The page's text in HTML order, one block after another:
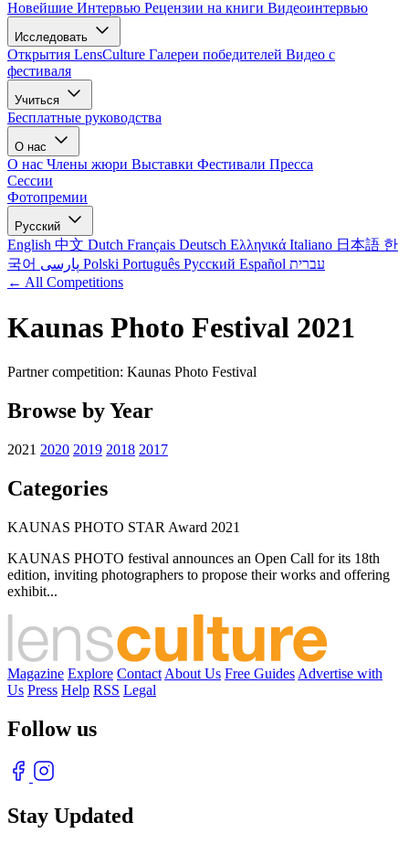
Новейшие Интервью Рецензии на книги Видеоинтервью
Исследовать
Открытия LensCulture Галереи победителей Видео с
фестиваля
Учиться
Бесплатные руководства
О нас
О нас Члены жюри Выставки Фестивали Пресса
Сессии
Фотопремии
Русский
English 中文 Dutch Français Deutsch Ελληνικά Italiano 日本語 한
국어
Polski Português Русский Español עברית
← All Competitions
Kaunas Photo Festival 2021
Partner competition: Kaunas Photo Festival
Browse by Year
2021 2020 2019 2018 2017
Categories
KAUNAS PHOTO STAR Award 2021
KAUNAS PHOTO festival announces an Open Call for its 18th
edition, inviting photographers to propose their works and offering
exhibit...
Magazine Explore Contact About Us Free Guides Advertise with
Us Press Help RSS Legal
Follow us
Stay Updated